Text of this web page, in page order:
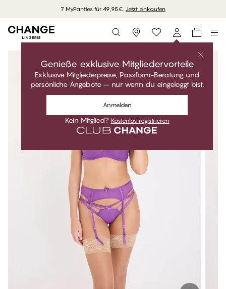
7 MyPanties für 49,95€. Jetzt einkaufen
Storefinder
Genieße exklusive Mitgliedervorteile
Exklusive Mitgliederpreise, Passform-Beratung und
persönliche Angebote – nur wenn du eingeloggt bist.
Anmelden
Kein Mitglied? Kostenlos registrieren